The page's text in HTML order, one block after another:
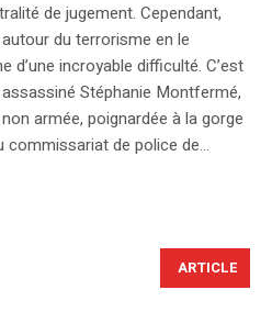
de jugement. Cependant,
du terrorisme en le
d’une incroyable difficulté. C’est
Stéphanie Montfermé,
armée, poignardée à la gorge
commissariat de police de...
ARTICLE